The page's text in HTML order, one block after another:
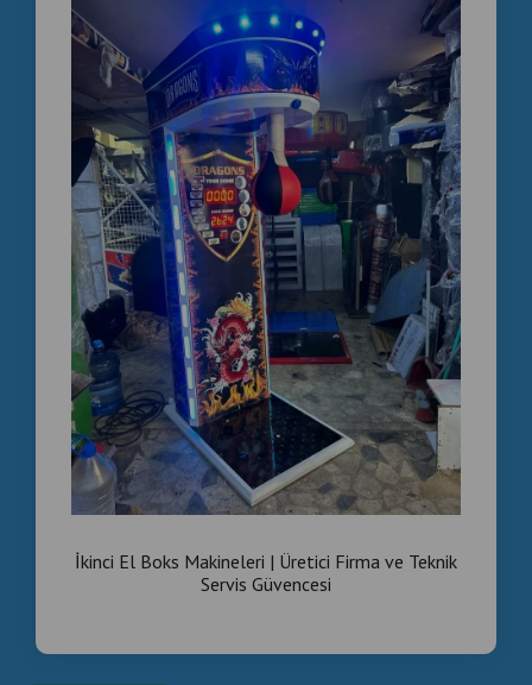
İkinci El Boks Makineleri | Üretici Firma ve Teknik
Servis Güvencesi